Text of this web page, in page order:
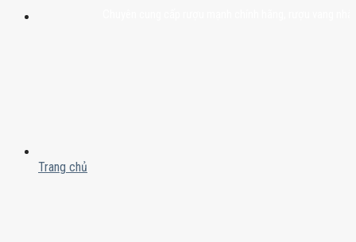
Trang chủ